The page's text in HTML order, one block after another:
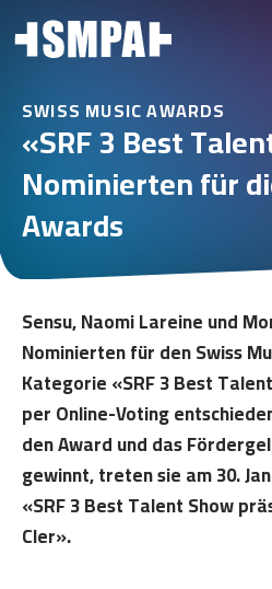
SWISS MUSIC AWARDS
«SRF 3 Best
Nominierten für
Awards
Sensu, Naomi Lareine und
Nominierten für den Swiss
Kategorie «SRF 3 Best
per Online-Voting
den Award und das
gewinnt, treten sie am 30.
«SRF 3 Best Talent Show
Cler».